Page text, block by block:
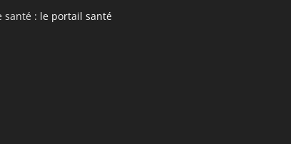
santé : le portail santé